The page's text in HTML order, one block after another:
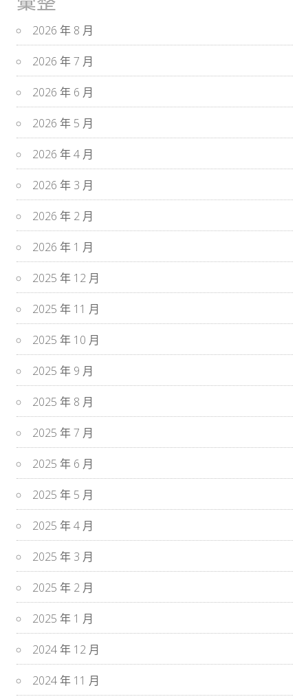
2026 年 8 月
2026 年 7 月
2026 年 6 月
2026 年 5 月
2026 年 4 月
2026 年 3 月
2026 年 2 月
2026 年 1 月
2025 年 12 月
2025 年 11 月
2025 年 10 月
2025 年 9 月
2025 年 8 月
2025 年 7 月
2025 年 6 月
2025 年 5 月
2025 年 4 月
2025 年 3 月
2025 年 2 月
2025 年 1 月
2024 年 12 月
2024 年 11 月